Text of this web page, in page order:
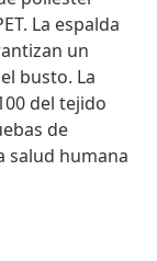
La espalda
un
busto. La
del tejido
de
salud humana